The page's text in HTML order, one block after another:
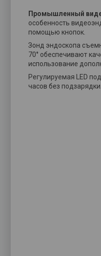
Промышленный
особенность
помощью кнопок.
Зонд эндоскопа
70° обеспечивают
использование
Регулируемая LED
часов без подзарядки.